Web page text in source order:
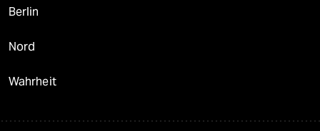
Berlin
Nord
Wahrheit